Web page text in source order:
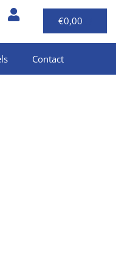
€0,00
Contact